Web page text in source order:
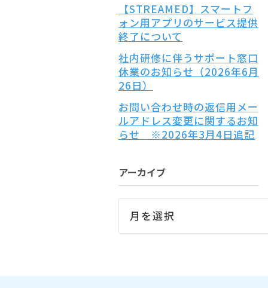
【STREAMED】スマートフ
ォン用アプリのサービス提供
終了について
社内研修に伴うサポート窓口
休業のお知らせ（2026年6月
26日）
お問い合わせ時の返信用メー
ルアドレス変更に関するお知
らせ ※2026年3月4日追記
アーカイブ